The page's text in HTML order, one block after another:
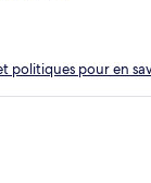
politiques pour en